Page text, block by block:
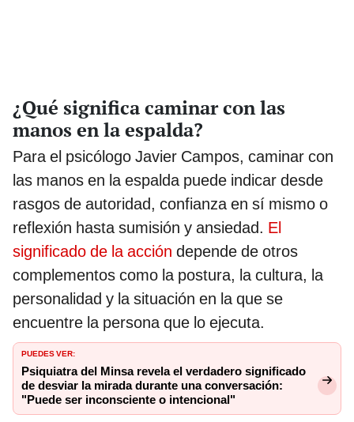
¿Qué significa caminar con las
manos en la espalda?
Para el psicólogo Javier Campos, caminar con
las manos en la espalda puede indicar desde
rasgos de autoridad, confianza en sí mismo o
reflexión hasta sumisión y ansiedad. El
significado de la acción depende de otros
complementos como la postura, la cultura, la
personalidad y la situación en la que se
encuentre la persona que lo ejecuta.
PUEDES VER:
Psiquiatra del Minsa revela el verdadero significado
de desviar la mirada durante una conversación:
"Puede ser inconsciente o intencional"